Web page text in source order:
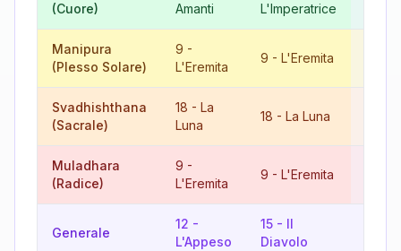
(Cuore)
Amanti
L'Imperatrice
Manipura
(Plesso Solare)
9 -
L'Eremita
9 - L'Eremita
Svadhishthana
(Sacrale)
18 - La
Luna
18 - La Luna
Muladhara
(Radice)
9 -
L'Eremita
9 - L'Eremita
Generale
12 -
L'Appeso
15 - Il
Diavolo